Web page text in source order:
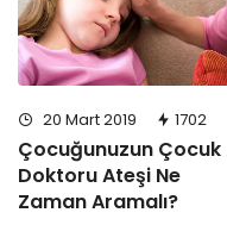
20 Mart 2019 1702
Çocuğunuzun Çocuk
Doktoru Ateşi Ne
Zaman Aramalı?